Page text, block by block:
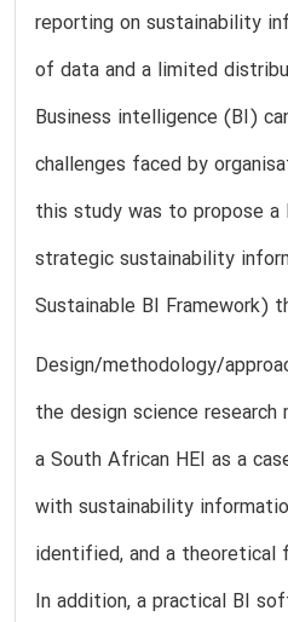
reporting on sustainability
of data and a limited
Business intelligence (BI)
challenges faced by
this study was to propose
strategic sustainability
Sustainable BI Framework)
Design/methodology/
the design science
a South African HEI as a
with sustainability
identified, and a theoretical
In addition, a practical BI